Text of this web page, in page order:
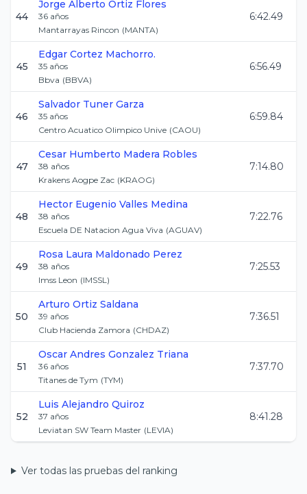
44
Jorge Alberto Ortiz Flores
36 años
Mantarrayas Rincon (MANTA)
6:42.49
45
Edgar Cortez Machorro.
35 años
Bbva (BBVA)
6:56.49
46
Salvador Tuner Garza
35 años
Centro Acuatico Olimpico Unive (CAOU)
6:59.84
47
Cesar Humberto Madera Robles
38 años
Krakens Aogpe Zac (KRAOG)
7:14.80
48
Hector Eugenio Valles Medina
38 años
Escuela DE Natacion Agua Viva (AGUAV)
7:22.76
49
Rosa Laura Maldonado Perez
38 años
Imss Leon (IMSSL)
7:25.53
50
Arturo Ortiz Saldana
39 años
Club Hacienda Zamora (CHDAZ)
7:36.51
51
Oscar Andres Gonzalez Triana
36 años
Titanes de Tym (TYM)
7:37.70
52
Luis Alejandro Quiroz
37 años
Leviatan SW Team Master (LEVIA)
8:41.28
Ver todas las pruebas del ranking